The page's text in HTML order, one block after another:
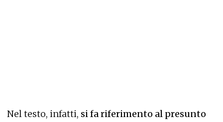
Nel testo, infatti, si fa riferimento al presunto